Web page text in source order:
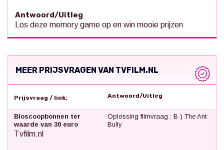
Antwoord/Uitleg
Los deze memory game op en win mooie prijzen
MEER PRIJSVRAGEN VAN TVFILM.NL
Prijsvraag / link: Antwoord/Uitleg
Bioscoopbonnen ter
waarde van 30 euro
Tvfilm.nl
Oplossing filmvraag : B ) The Ant
Bully